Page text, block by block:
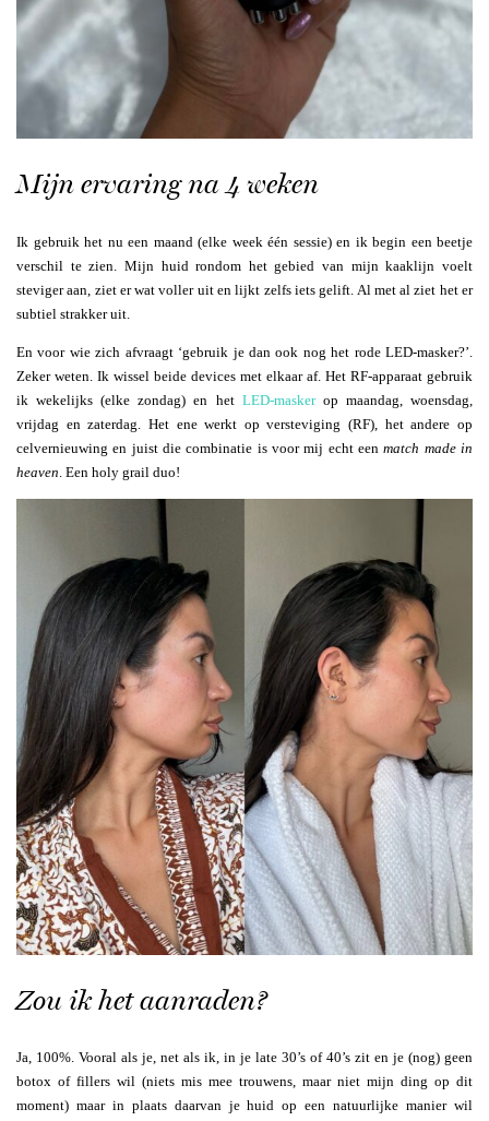
Mijn ervaring na 4 weken
Ik gebruik het nu een maand (elke week één sessie) en ik begin een beetje
verschil te zien. Mijn huid rondom het gebied van mijn kaaklijn voelt
steviger aan, ziet er wat voller uit en lijkt zelfs iets gelift. Al met al ziet het er
subtiel strakker uit.
En voor wie zich afvraagt ‘gebruik je dan ook nog het rode LED-masker?’.
Zeker weten. Ik wissel beide devices met elkaar af. Het RF-apparaat gebruik
ik wekelijks (elke zondag) en het LED-maskerop maandag, woensdag,
vrijdag en zaterdag. Het ene werkt op versteviging (RF), het andere op
celvernieuwing en juist die combinatie is voor mij echt eenmatch made in
heaven . Een holy grail duo!
Zou ik het aanraden?
Ja, 100%. Vooral als je, net als ik, in je late 30’s of 40’s zit en je (nog) geen
botox of fillers wil (niets mis mee trouwens, maar niet mijn ding op dit
moment) maar in plaats daarvan je huid op een natuurlijke manier wil